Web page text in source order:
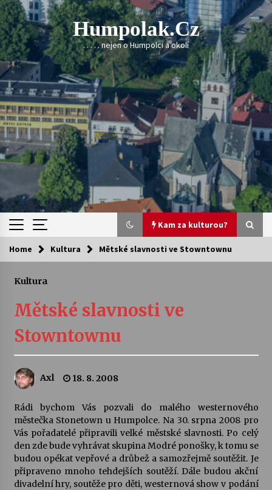
Skip
to
content
Humpolak.cz
. . . . . nejen o Humpolci a okolí
Kam za kulturou?
Kam za kulturou?
Sukuba Ensemble
4. 8. 2026
kapkou
Veselí muzikanti
30. 7. 2026
Pozvánka na integrační festival Quijotova
šedesátka: 28. 7.–1. 8. 2026
28. 7. 2026
Home Kultura Mětské slavnosti ve Stowntownu
Kultura
Mětské slavnosti ve
Stowntownu
Axl 18. 8. 2008
Rádi bychom Vás pozvali do malého westernového
městečka Stonetown u Humpolce. Na 30. srpna 2008 pro
Vás pořadatelé připravili velké městské slavnosti. Po celý
den zde bude vyhrávat skupina Modré ponošky, k tomu se
budou opékat vepřové a drůbež a samozřejmě soutěžit. Je
připraveno mnoho tehdejších soutěží. Dále budou akční
divadelní hry, soutěže pro děti, westernová show v podání